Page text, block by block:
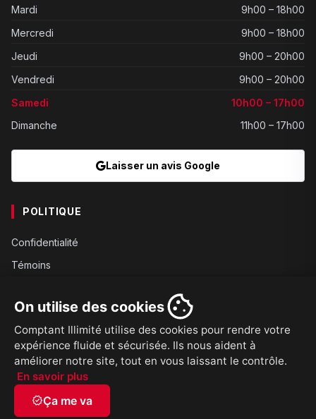
On utilise des cookies
Comptant Illimité utilise des cookies pour rendre votre
expérience fluide et sécurisée. Ils nous aident à
améliorer notre site, tout en vous laissant le contrôle.
En savoir plus
verifiedÇa me va
Mardi
9h00 – 18h00
Mercredi
9h00 – 18h00
Jeudi
9h00 – 20h00
Vendredi
9h00 – 20h00
Samedi
10h00 – 17h00
Dimanche
11h00 – 17h00
Laisser un avis Google
POLITIQUE
Confidentialité
Témoins
Conditions
Expédition
Retours
© 2026